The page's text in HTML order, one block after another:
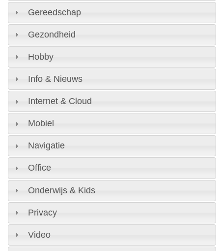
Gereedschap
Gezondheid
Hobby
Info & Nieuws
Internet & Cloud
Mobiel
Navigatie
Office
Onderwijs & Kids
Privacy
Video